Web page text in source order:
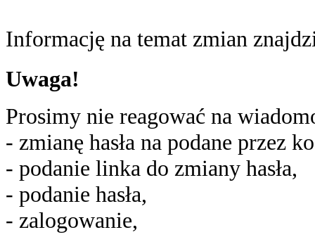
Informację na temat zmian
Uwaga!
Prosimy nie reagować na
- zmianę hasła na podane przez
- podanie linka do zmiany hasła,
- podanie hasła,
- zalogowanie,